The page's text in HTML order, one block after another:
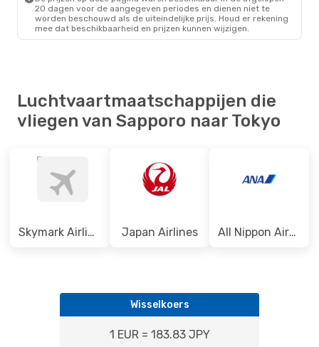
20 dagen voor de aangegeven periodes en dienen niet te
worden beschouwd als de uiteindelijke prijs. Houd er rekening
mee dat beschikbaarheid en prijzen kunnen wijzigen.
Luchtvaartmaatschappijen die
vliegen van Sapporo naar Tokyo
Skymark Airlines Japan Airlines All Nippon Airways
Wisselkoers
1 EUR = 183.83 JPY